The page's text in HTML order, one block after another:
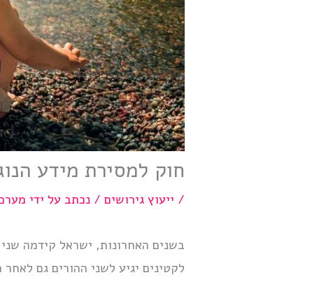
חוק למסירת מידע
/ ייעוץ גירושים / נכתב על ידי
בשנים האחרונות, ישראל קידמה
לקטינים יגיע לשני ההורים גם